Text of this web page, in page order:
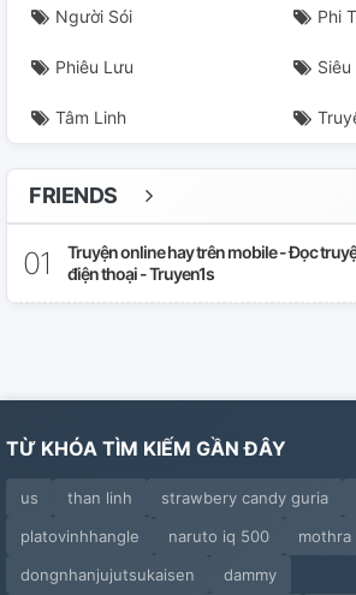
ĐOẢN 25 : (Ngoại Truyện)
ĐOẢN 26 : (Ngoại Truyện)
ĐOẢN 27 : (Ngoại Truyện H ?)
ĐOẢN 29 : Quay Về
ĐOẢN 30 : Hôn
ĐOẢN 33 :
ĐOẢN 34 :
Người Sói Phi
Phiêu Lưu Siêu
Tâm Linh
FRIENDS
Truyện online hay trên mobile - Đọc
điện thoại - Truyen1s
TỪ KHÓA TÌM KIẾM GẦN ĐÂY
us than linh strawbery candy guria
platovinhhangle
naruto iq 500
mothra
dongnhanjujutsukaisen
dammy